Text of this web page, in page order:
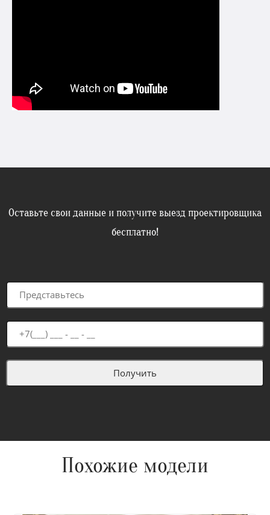
Оставьте свои данные и получите выезд проектировщика
бесплатно!
Похожие модели